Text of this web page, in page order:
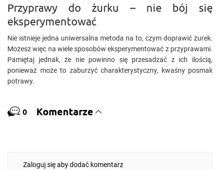
Przyprawy do żurku – nie bój się
eksperymentować
Nie istnieje jedna uniwersalna metoda na to, czym doprawić żurek.
Możesz więc na wiele sposobów eksperymentować z przyprawami.
Pamiętaj jednak, że nie powinno się przesadzać z ich ilością,
ponieważ może to zaburzyć charakterystyczny, kwaśny posmak
potrawy.
0 Komentarze
Zaloguj się aby dodać komentarz